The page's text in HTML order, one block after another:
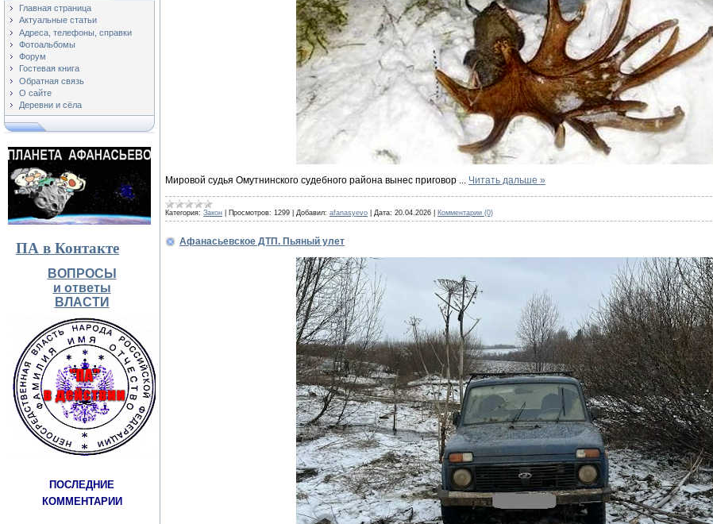
Главная страница
Актуальные статьи
Адреса, телефоны, справки
Фотоальбомы
Форум
Гостевая книга
Обратная связь
О сайте
Деревни и сёла
ПА в Контакте
ВОПРОСЫ
и ответы
ВЛАСТИ
ПОСЛЕДНИЕ
КОММЕНТАРИИ
Мировой судья Омутнинского судебного района вынес приговор Читать дальше »
Категория: Закон Просмотров: 1299 Добавил: afanasyevo Дата: 20.04.2026 Комментарии (0)
Афанасьевское ДТП. Пьяный улет